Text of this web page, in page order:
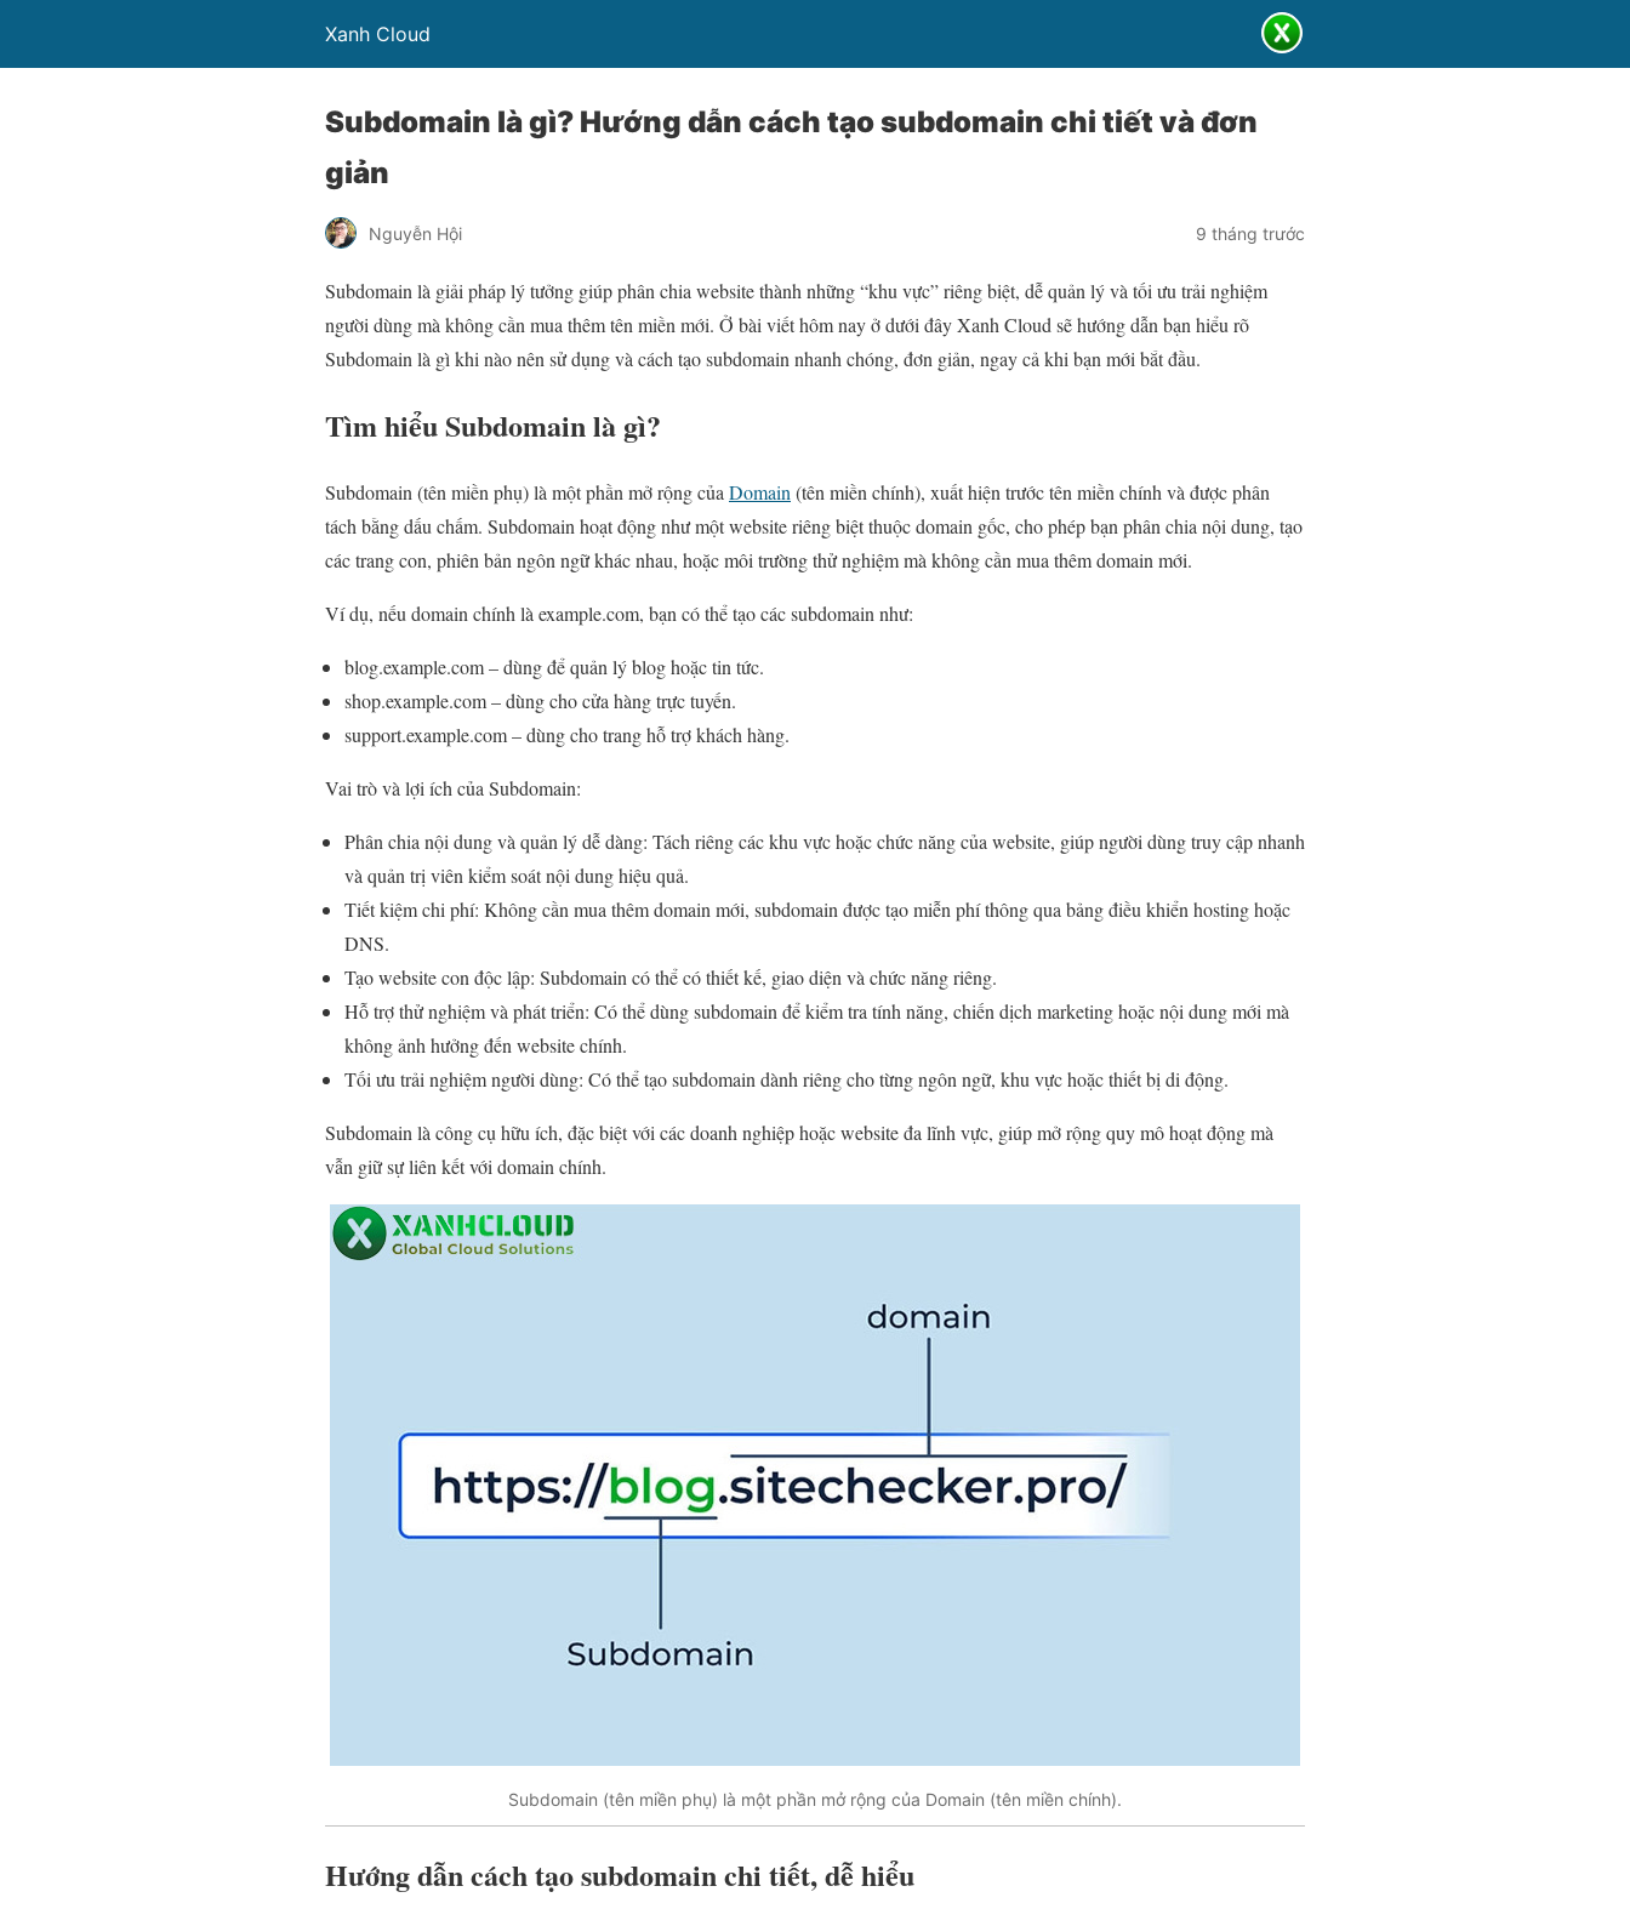
Xanh Cloud
Subdomain là gì? Hướng dẫn cách tạo subdomain chi tiết và đơn
giản
Nguyễn Hội 9 tháng trước
Subdomain là giải pháp lý tưởng giúp phân chia website thành những “khu vực” riêng biệt, dễ quản lý và tối ưu trải nghiệm
người dùng mà không cần mua thêm tên miền mới. Ở bài viết hôm nay ở dưới đây Xanh Cloud sẽ hướng dẫn bạn hiểu rõ
Subdomain là gì khi nào nên sử dụng và cách tạo subdomain nhanh chóng, đơn giản, ngay cả khi bạn mới bắt đầu.
Tìm hiểu Subdomain là gì?
Subdomain (tên miền phụ) là một phần mở rộng của Domain (tên miền chính), xuất hiện trước tên miền chính và được phân
tách bằng dấu chấm. Subdomain hoạt động như một website riêng biệt thuộc domain gốc, cho phép bạn phân chia nội dung, tạo
các trang con, phiên bản ngôn ngữ khác nhau, hoặc môi trường thử nghiệm mà không cần mua thêm domain mới.
Ví dụ, nếu domain chính là example.com, bạn có thể tạo các subdomain như:
blog.example.com – dùng để quản lý blog hoặc tin tức.
shop.example.com – dùng cho cửa hàng trực tuyến.
support.example.com – dùng cho trang hỗ trợ khách hàng.
Vai trò và lợi ích của Subdomain:
Phân chia nội dung và quản lý dễ dàng: Tách riêng các khu vực hoặc chức năng của website, giúp người dùng truy cập nhanh
và quản trị viên kiểm soát nội dung hiệu quả.
Tiết kiệm chi phí: Không cần mua thêm domain mới, subdomain được tạo miễn phí thông qua bảng điều khiển hosting hoặc
DNS.
Tạo website con độc lập: Subdomain có thể có thiết kế, giao diện và chức năng riêng.
Hỗ trợ thử nghiệm và phát triển: Có thể dùng subdomain để kiểm tra tính năng, chiến dịch marketing hoặc nội dung mới mà
không ảnh hưởng đến website chính.
Tối ưu trải nghiệm người dùng: Có thể tạo subdomain dành riêng cho từng ngôn ngữ, khu vực hoặc thiết bị di động.
Subdomain là công cụ hữu ích, đặc biệt với các doanh nghiệp hoặc website đa lĩnh vực, giúp mở rộng quy mô hoạt động mà
vẫn giữ sự liên kết với domain chính.
Subdomain (tên miền phụ) là một phần mở rộng của Domain (tên miền chính).
Hướng dẫn cách tạo subdomain chi tiết, dễ hiểu